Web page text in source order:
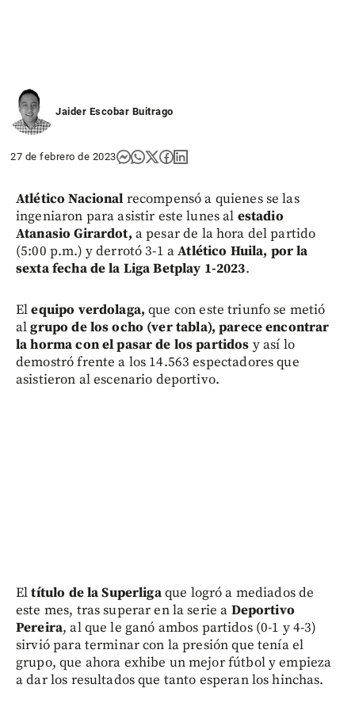
Jaider Escobar Buitrago
27 de febrero de 2023
Atlético Nacional recompensó a quienes se las
ingeniaron para asistir este lunes al estadio
Atanasio Girardot, a pesar de la hora del partido
(5:00 p.m.) y derrotó 3-1 aAtlético Huila, por la
sexta fecha de la Liga Betplay 1-2023.
Elequipo verdolaga, que con este triunfo se metió
algrupo de los ocho (ver tabla), parece encontrar
la horma con el pasar de los partidos y así lo
demostró frente a los 14.563 espectadores que
asistieron al escenario deportivo.
Eltítulo de la Superligaque logró a mediados de
este mes, tras superar en la serie a Deportivo
Pereira, al que le ganó ambos partidos (0-1 y 4-3)
sirvió para terminar con la presión que tenía el
grupo, que ahora exhibe un mejor fútbol y empieza
a dar los resultados que tanto esperan los hinchas.